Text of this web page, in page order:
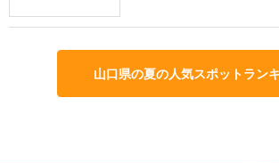
山口県の夏の人気スポットラン